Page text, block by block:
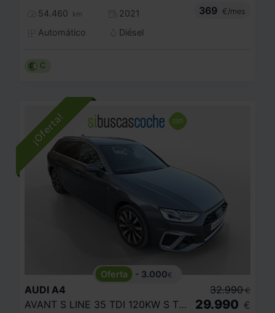
54.460 km
2021
Automático
Diésel
369
€/mes
C
- 3.000€
AUDI A4
AVANT S LINE 35 TDI 120KW S TRONIC
32.990 €
29.990 €